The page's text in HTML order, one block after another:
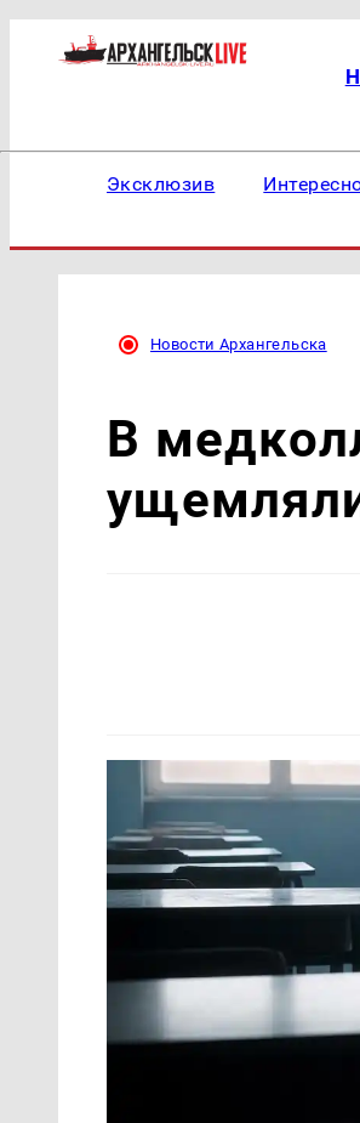
Эксклюзив
Новости Архангельска
В